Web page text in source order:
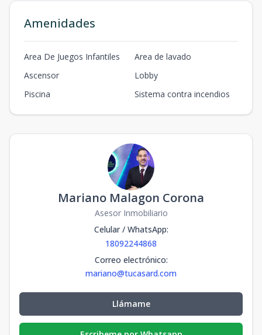
Amenidades
Area De Juegos Infantiles
Area de lavado
Ascensor
Lobby
Piscina
Sistema contra incendios
Mariano Malagon Corona
Asesor Inmobiliario
Celular / WhatsApp:
18092244868
Correo electrónico:
mariano@tucasard.com
Llámame